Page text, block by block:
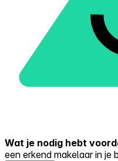
Wat je nodig hebt
een erkend makelaar in je